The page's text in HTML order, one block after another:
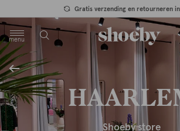
Gratis verzending en retourneren
menu
label.header.toggle
Shoeby store